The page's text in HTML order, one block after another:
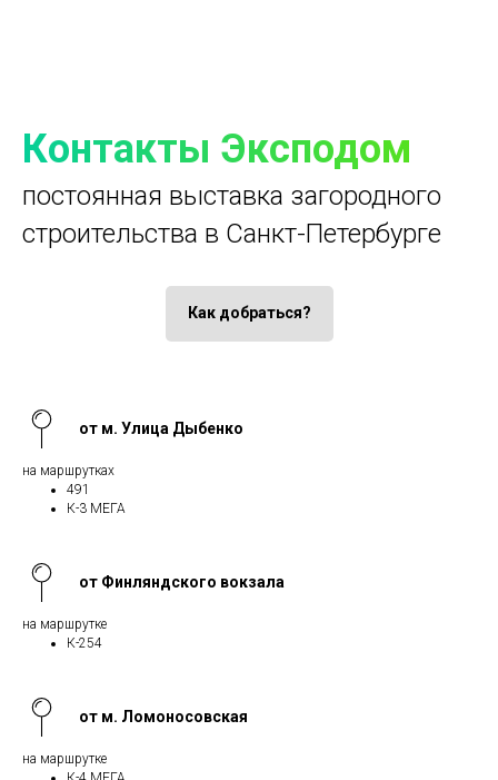
Контакты Эксподом
постоянная выставка загородного
строительства в Санкт-Петербурге
Как добраться?
от м. Улица Дыбенко
на маршрутках
491
К-3 МЕГА
от Финляндского вокзала
на маршрутке
К-254
от м. Ломоносовская
на маршрутке